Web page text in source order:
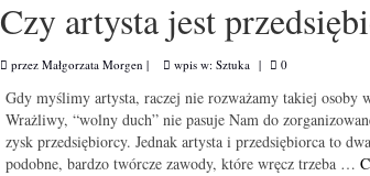
Czy artysta jest
przezMałgorzata Morgen | wpis w:Sztuka | 0
Gdy myślimy artysta, raczej nie rozważamy takiej osoby
Wrażliwy, “wolny duch” nie pasuje Nam do
zysk przedsiębiorcy. Jednak artysta i przedsiębiorca to
podobne, bardzo twórcze zawody, które wręcz trzeba …